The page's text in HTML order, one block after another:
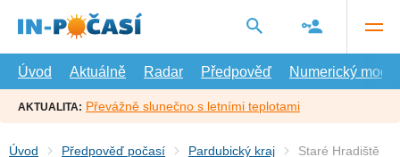
hlavní
Úvod
Aktuálně Radar Předpověď Numerický model
AKTUALITA: Převážně slunečno s letními teplotami
Úvod Předpověď počasí Pardubický kraj Staré Hradiště